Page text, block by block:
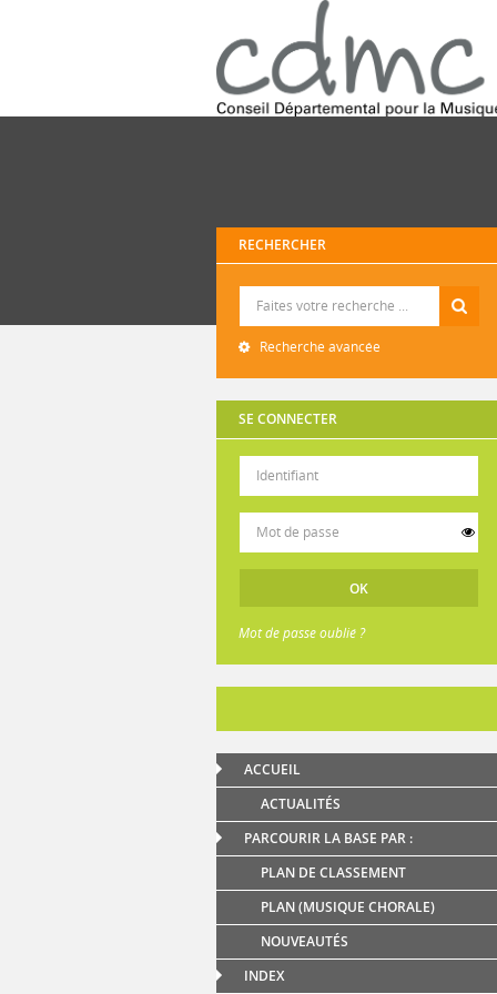
RECHERCHER
Recherche avancée
SE CONNECTER
Mot de passe oublié ?
ACCUEIL
ACTUALITÉS
PARCOURIR LA BASE PAR :
PLAN DE CLASSEMENT
PLAN (MUSIQUE CHORALE)
NOUVEAUTÉS
INDEX